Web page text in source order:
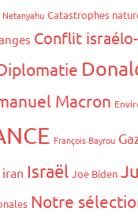
Netanyahu Catastrophes
Conflit
Macron
François Bayrou
iran Israël Joe Biden
Notre